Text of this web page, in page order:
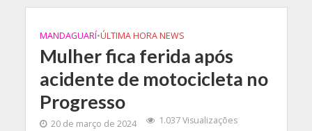
MANDAGUARÍ•ÚLTIMA HORA NEWS
Mulher fica ferida após
acidente de motocicleta no
Progresso
20 de março de 2024 1.037 Visualizações